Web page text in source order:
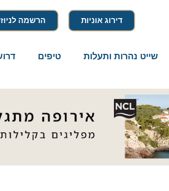
הרשמה לניוזלטר דירוג אוניות
שייט נהרות ותעלות טיפים דרושים